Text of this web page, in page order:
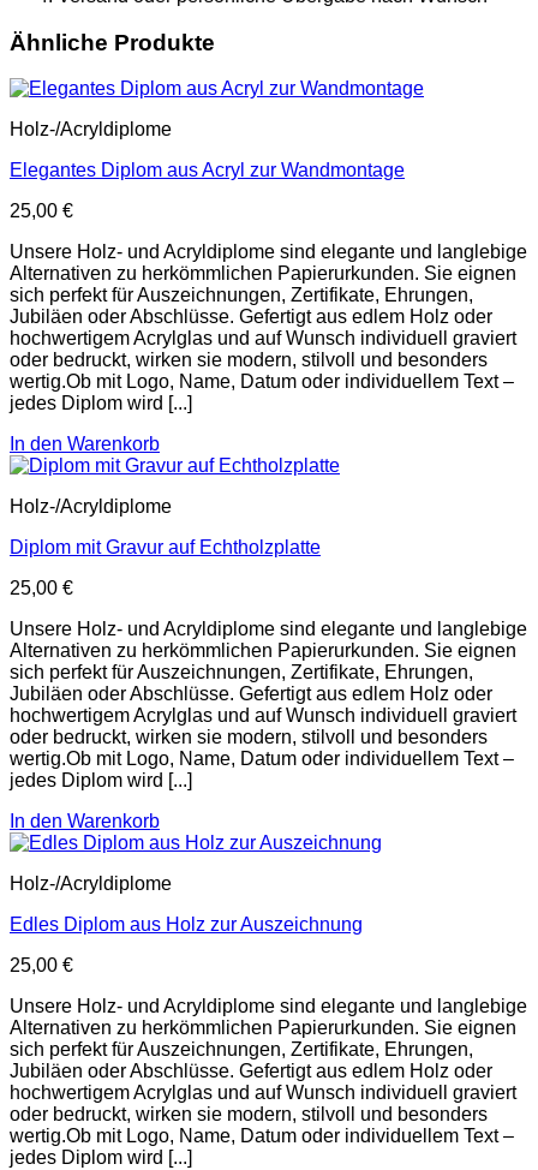
Ähnliche Produkte
Holz-/Acryldiplome
Elegantes Diplom aus Acryl zur Wandmontage
25,00 €
Unsere Holz- und Acryldiplome sind elegante und langlebige
Alternativen zu herkömmlichen Papierurkunden. Sie eignen
sich perfekt für Auszeichnungen, Zertifikate, Ehrungen,
Jubiläen oder Abschlüsse. Gefertigt aus edlem Holz oder
hochwertigem Acrylglas und auf Wunsch individuell graviert
oder bedruckt, wirken sie modern, stilvoll und besonders
wertig.Ob mit Logo, Name, Datum oder individuellem Text –
jedes Diplom wird [...]
In den Warenkorb
Holz-/Acryldiplome
Diplom mit Gravur auf Echtholzplatte
25,00 €
Unsere Holz- und Acryldiplome sind elegante und langlebige
Alternativen zu herkömmlichen Papierurkunden. Sie eignen
sich perfekt für Auszeichnungen, Zertifikate, Ehrungen,
Jubiläen oder Abschlüsse. Gefertigt aus edlem Holz oder
hochwertigem Acrylglas und auf Wunsch individuell graviert
oder bedruckt, wirken sie modern, stilvoll und besonders
wertig.Ob mit Logo, Name, Datum oder individuellem Text –
jedes Diplom wird [...]
In den Warenkorb
Holz-/Acryldiplome
Edles Diplom aus Holz zur Auszeichnung
25,00 €
Unsere Holz- und Acryldiplome sind elegante und langlebige
Alternativen zu herkömmlichen Papierurkunden. Sie eignen
sich perfekt für Auszeichnungen, Zertifikate, Ehrungen,
Jubiläen oder Abschlüsse. Gefertigt aus edlem Holz oder
hochwertigem Acrylglas und auf Wunsch individuell graviert
oder bedruckt, wirken sie modern, stilvoll und besonders
wertig.Ob mit Logo, Name, Datum oder individuellem Text –
jedes Diplom wird [...]